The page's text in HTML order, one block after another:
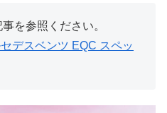
を参照ください。
デスベンツ EQC スペッ